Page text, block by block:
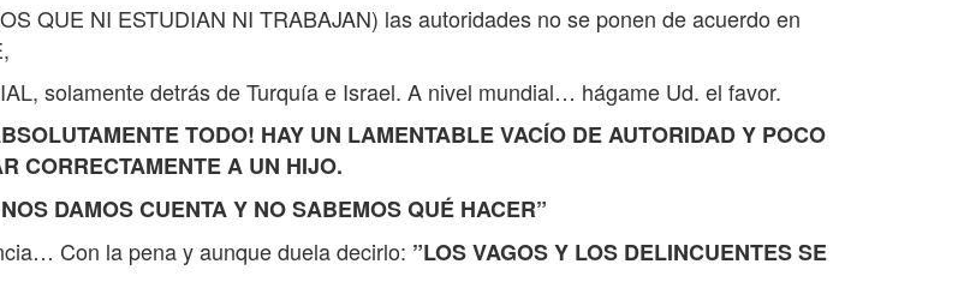
QUE NI ESTUDIAN NI TRABAJAN) las autoridades no se ponen de acuerdo en
solamente detrás de Turquía e Israel. A nivel mundial… hágame Ud. el favor.
TODO! HAY UN LAMENTABLE VACÍO DE AUTORIDAD Y POCO
CORRECTAMENTE A UN HIJO.
DAMOS CUENTA Y NO SABEMOS QUÉ HACER”
Con la pena y aunque duela decirlo: ”LOS VAGOS Y LOS DELINCUENTES SE